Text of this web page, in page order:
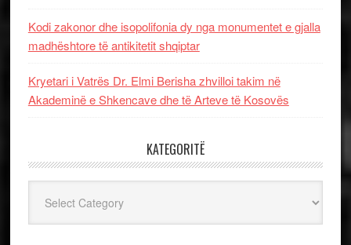
Kodi zakonor dhe isopolifonia dy nga monumentet e gjalla
madhështore të antikitetit shqiptar
Kryetari i Vatrës Dr. Elmi Berisha zhvilloi takim në
Akademinë e Shkencave dhe të Arteve të Kosovës
KATEGORITË